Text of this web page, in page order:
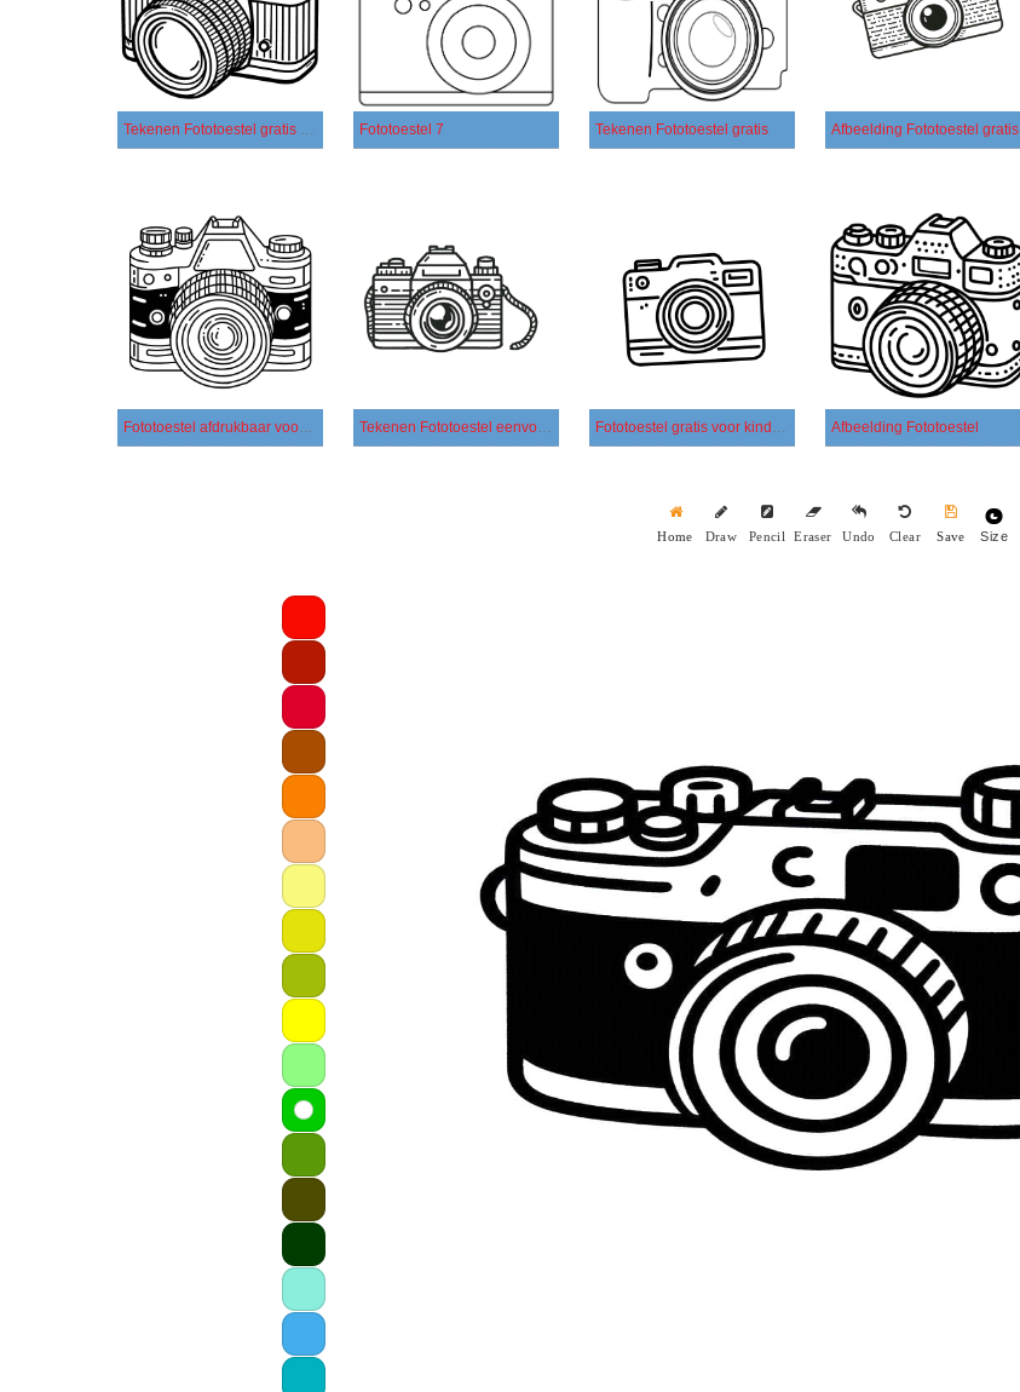
Tekenen Fototoestel gratis simpel Fototoestel 7 Tekenen Fototoestel gratis Afbeelding Fototoestel gratis
Fototoestel afdrukbaar voor kinderen Tekenen Fototoestel eenvoudig Fototoestel gratis voor kinderen Afbeelding Fototoestel
Home Draw Pencil Eraser Undo Clear Save Size